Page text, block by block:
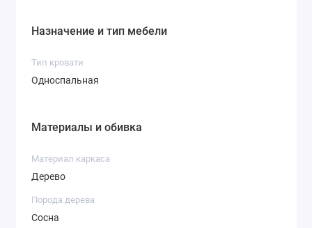
Назначение и тип мебели
Тип кровати
Односпальная
Материалы и обивка
Материал каркаса
Дерево
Порода дерева
Сосна